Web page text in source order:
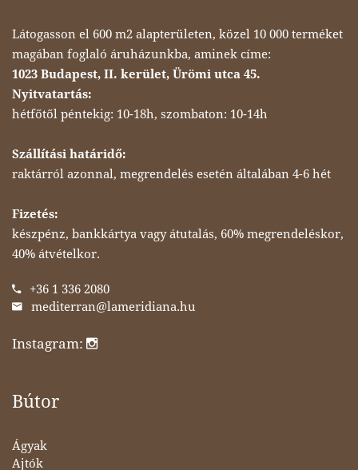
Látogasson el 600 m2 alapterületen, közel 10 000 terméket
magában foglaló áruházunkba, aminek címe:
1023 Budapest, II. kerület, Ürömi utca 45.
Nyitvatartás:
hétfőtől péntekig: 10-18h, szombaton: 10-14h
Szállítási határidő:
raktárról azonnal, megrendelés esetén általában 4-6 hét
Fizetés:
készpénz, bankkártya vagy átutalás, 60% megrendeléskor,
40% átvételkor.
+36 1 336 2080
mediterran@lameridiana.hu
Instagram:
Bútor
Ágyak
Ajtók